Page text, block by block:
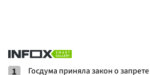
1
Госдума приняла закон о